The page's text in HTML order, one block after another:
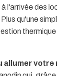
l'arrivée des
qu'une
allumer